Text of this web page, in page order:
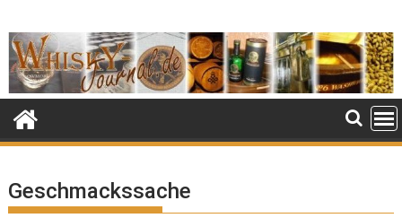
to
content
Geschmackssache